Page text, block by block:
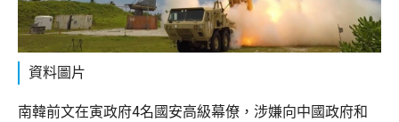
資料圖片
南韓前文在寅政府4名國安高級幕僚，涉嫌向中國政府和